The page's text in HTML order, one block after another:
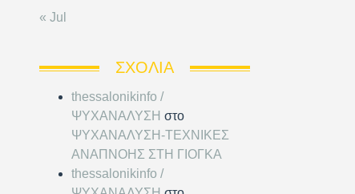
« Jul
ΣΧΌΛΙΑ
thessalonikinfo /
ΨΥΧΑΝΑΛΥΣΗ στο
ΨΥΧΑΝΑΛΥΣΗ-ΤΕΧΝΙΚΕΣ
ΑΝΑΠΝΟΗΣ ΣΤΗ ΓΙΟΓΚΑ
thessalonikinfo /